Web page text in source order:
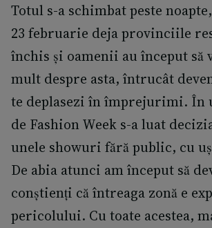
Totul s-a schimbat peste
23 februarie deja provinciile
închis și oamenii au început să
mult despre asta, întrucât
te deplasezi în împrejurimi. În
de Fashion Week s-a luat
unele showuri fără public, cu
De abia atunci am început să
conștienți că întreaga zonă e
pericolului. Cu toate acestea,